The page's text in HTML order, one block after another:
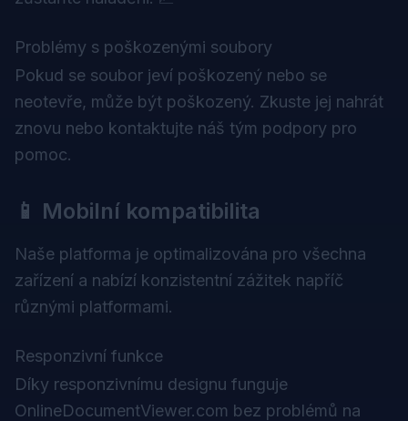
Problémy s poškozenými soubory
Pokud se soubor jeví poškozený nebo se
neotevře, může být poškozený. Zkuste jej nahrát
znovu nebo kontaktujte náš tým podpory pro
pomoc.
📱 Mobilní kompatibilita
Naše platforma je optimalizována pro všechna
zařízení a nabízí konzistentní zážitek napříč
různými platformami.
Responzivní funkce
Díky responzivnímu designu funguje
OnlineDocumentViewer.com bez problémů na